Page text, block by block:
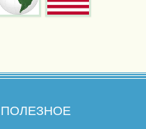
ПОЛЕЗНОЕ